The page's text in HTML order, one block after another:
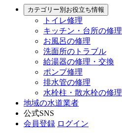
カテゴリー別お役立ち情報
トイレ修理
キッチン・台所の修理
お風呂の修理
洗面所のトラブル
給湯器の修理・交換
ポンプ修理
排水管の修理
水栓柱・散水栓の修理
地域の水道業者
公式SNS
会員登録 ログイン